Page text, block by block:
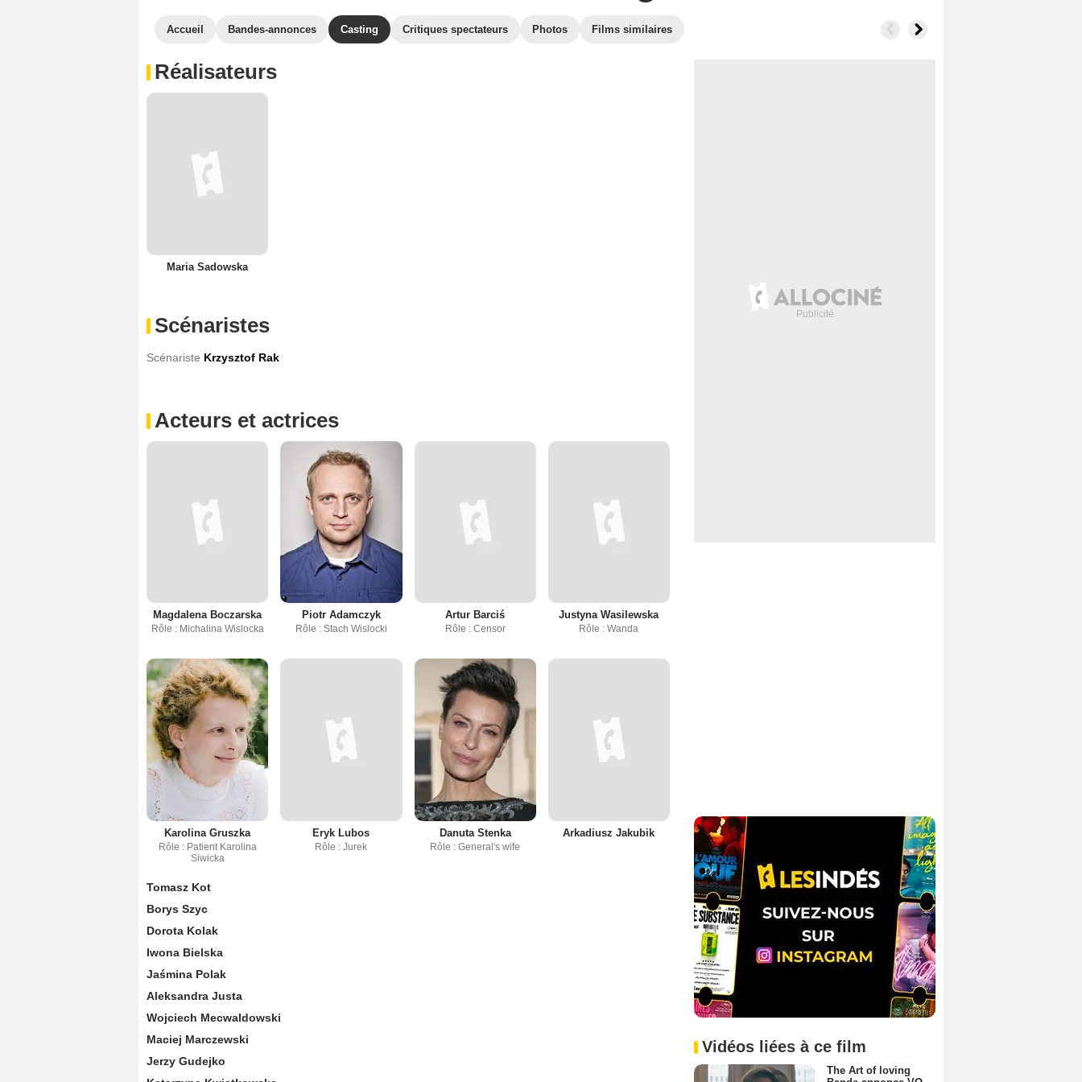
Accueil Bandes-annonces Casting Critiques spectateurs Photos Films similaires
Réalisateurs
Maria Sadowska
Scénaristes
Scénariste Krzysztof Rak
Acteurs et actrices
Magdalena Boczarska
Rôle : Michalina Wislocka
Piotr Adamczyk
Rôle : Stach Wislocki
Artur Barciś
Rôle : Censor
Justyna Wasilewska
Rôle : Wanda
Karolina Gruszka
Rôle : Patient Karolina
Siwicka
Eryk Lubos
Rôle : Jurek
Danuta Stenka
Rôle : General's wife
Arkadiusz Jakubik
Tomasz Kot
Borys Szyc
Dorota Kolak
Iwona Bielska
Jaśmina Polak
Aleksandra Justa
Wojciech Mecwaldowski
Maciej Marczewski
Jerzy Gudejko
Vidéos liées à ce film
The Art of loving